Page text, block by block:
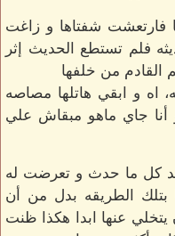
فارتعشت شفتاها و زاغت
فلم تستطع الحديث إثر
القادم من خلفها
اه و ابقي هاتلها مصاصه
و أنا جاي ماهو مبقاش علي
كل ما حدث و تعرضت له
الطريقه بدل من أن
يتخلي عنها ابدا هكذا ظنت